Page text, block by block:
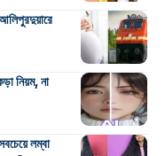
নিয়ম, না
লম্বা